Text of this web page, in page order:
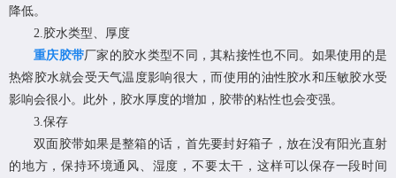
降低。
2.胶水类型、厚度
重庆胶带厂家的胶水类型不同，其粘接性也不同。如果使用的是
热熔胶水就会受天气温度影响很大，而使用的油性胶水和压敏胶水受
影响会很小。此外，胶水厚度的增加，胶带的粘性也会变强。
3.保存
双面胶带如果是整箱的话，首先要封好箱子，放在没有阳光直射
的地方，保持环境通风、湿度，不要太干，这样可以保存一段时间